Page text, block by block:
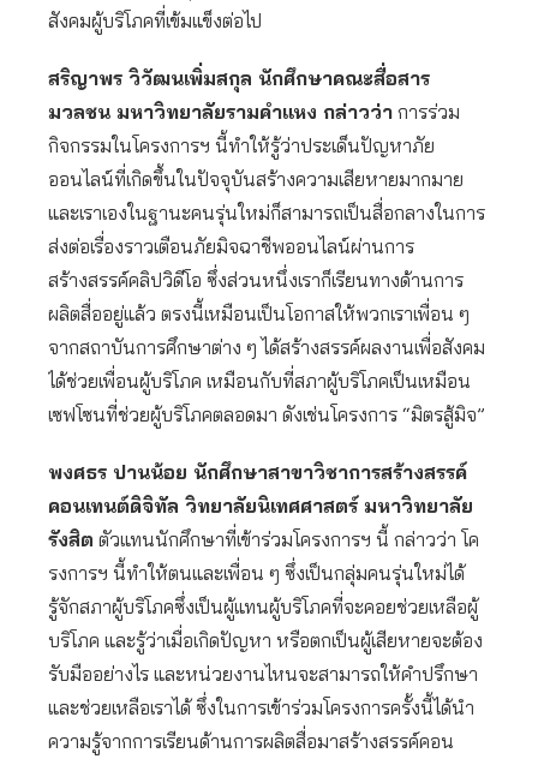
สังคมผู้บริโภคที่เข้มแข็งต่อไป
สริญาพร วิวัฒนเพิ่มสกุล นักศึกษาคณะสื่อสาร
มวลชน มหาวิทยาลัยรามคำแหง กล่าวว่า การร่วม
กิจกรรมในโครงการฯ นี้ทำให้รู้ว่าประเด็นปัญหาภัย
ออนไลน์ที่เกิดขึ้นในปัจจุบันสร้างความเสียหายมากมาย
และเราเองในฐานะคนรุ่นใหม่ก็สามารถเป็นสื่อกลางในการ
ส่งต่อเรื่องราวเตือนภัยมิจฉาชีพออนไลน์ผ่านการ
สร้างสรรค์คลิปวิดีโอ ซึ่งส่วนหนึ่งเราก็เรียนทางด้านการ
ผลิตสื่ออยู่แล้ว ตรงนี้เหมือนเป็นโอกาสให้พวกเราเพื่อน ๆ
จากสถาบันการศึกษาต่าง ๆ ได้สร้างสรรค์ผลงานเพื่อสังคม
ได้ช่วยเพื่อนผู้บริโภค เหมือนกับที่สภาผู้บริโภคเป็นเหมือน
เซฟโซนที่ช่วยผู้บริโภคตลอดมา ดังเช่นโครงการ “มิตรสู้มิจ”
พงศธร ปานน้อย นักศึกษาสาขาวิชาการสร้างสรรค์
คอนเทนต์ดิจิทัล วิทยาลัยนิเทศศาสตร์ มหาวิทยาลัย
รังสิต ตัวแทนนักศึกษาที่เข้าร่วมโครงการฯ นี้ กล่าวว่า โค
รงการฯ นี้ทำให้ตนและเพื่อน ๆ ซึ่งเป็นกลุ่มคนรุ่นใหม่ได้
รู้จักสภาผู้บริโภคซึ่งเป็นผู้แทนผู้บริโภคที่จะคอยช่วยเหลือผู้
บริโภค และรู้ว่าเมื่อเกิดปัญหา หรือตกเป็นผู้เสียหายจะต้อง
รับมืออย่างไร และหน่วยงานไหนจะสามารถให้คำปรึกษา
และช่วยเหลือเราได้ ซึ่งในการเข้าร่วมโครงการครั้งนี้ได้นำ
ความรู้จากการเรียนด้านการผลิตสื่อมาสร้างสรรค์คอน